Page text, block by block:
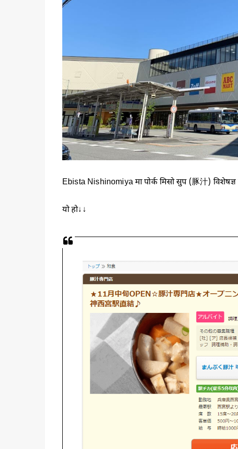
Ebista Nishinomiya मा पोर्क मिसो सुप (豚汁)
यो हो↓↓